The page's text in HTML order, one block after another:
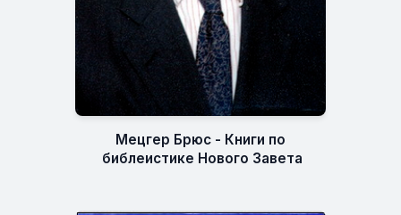
Мецгер Брюс - Книги по
библеистике Нового Завета